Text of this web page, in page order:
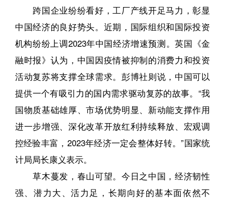
跨国企业纷纷看好，工厂产线开足马力，彰显
中国经济的良好势头。近期，国际组织和国际投资
机构纷纷上调2023年中国经济增速预测。英国《金
融时报》认为，中国因疫情被抑制的消费力和投资
活动复苏将支撑全球需求。彭博社则说，中国可以
提供一个有吸引力的国内需求驱动复苏的故事。“我
国物质基础雄厚、市场优势明显、新动能支撑作用
进一步增强、深化改革开放红利持续释放、宏观调
控经验丰富，2023年经济一定会整体好转。”国家统
计局局长康义表示。
草木蔓发，春山可望。今日之中国，经济韧性
强、潜力大、活力足，长期向好的基本面依然不